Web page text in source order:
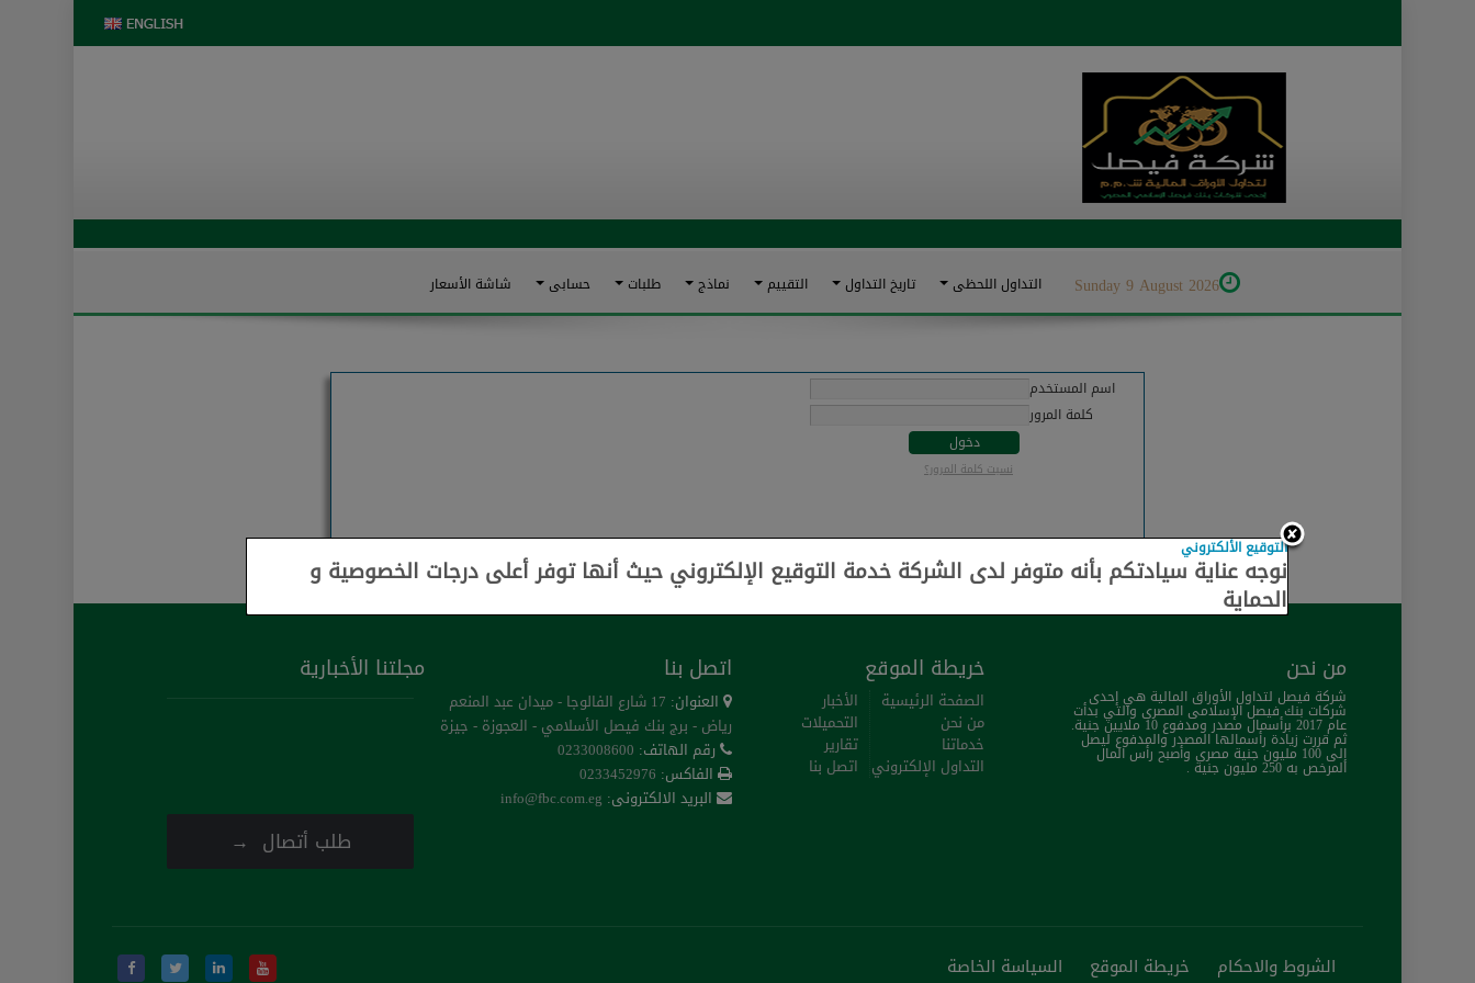
Sunday 9 August 2026 التداول اللحظى تاريخ التداول التقييم نماذج طلبات حسابى شاشة الأسعار
اسم المستخدم
كلمة المرور
دخول
نسيت كلمة المرور؟
التوقيع الألكتروني
نوجه عناية سيادتكم بأنه متوفر لدى الشركة خدمة التوقيع الإلكتروني حيث أنها توفر أعلى درجات الخصوصية و
الحماية
من نحن
شركة فيصل لتداول الأوراق المالية هي إحدى
شركات بنك فيصل الإسلامى المصرى والتي بدأت
عام 2017 برأسمال مصدر ومدفوع 10 ملايين جنية.
ثم قررت زيادة رأسمالها المصدر والمدفوع ليصل
إلى 100 مليون جنية مصرى وأصبح رأس المال
المرخص به 250 مليون جنية .
خريطة الموقع
الصفحة الرئيسية
من نحن
خدماتنا
التداول الإلكتروني
الأخبار
التحميلات
تقارير
اتصل بنا
اتصل بنا
العنوان:
17 شارع الفالوجا - ميدان عبد المنعم
رياض - برج بنك فيصل الأسلامي - العجوزة - جيزة
رقم الهاتف:
الفاكس:
البريد الالكترونى: info@fbc.com.eg
مجلتنا الأخبارية
طلب أتصال →
الشروط والاحكام خريطة الموقع السياسة الخاصة